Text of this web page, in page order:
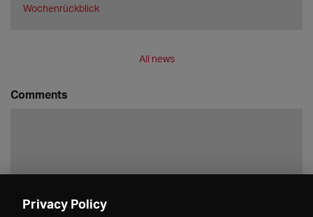
Wochenrückblick
All news
Comments
Privacy Policy